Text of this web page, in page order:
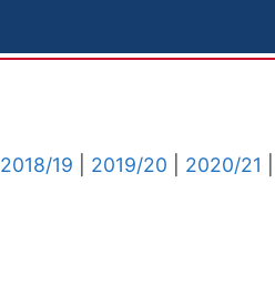
2018/19 2019/20 2020/21